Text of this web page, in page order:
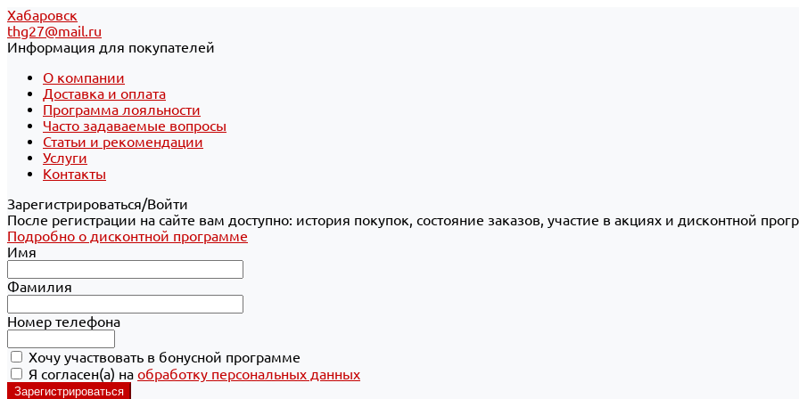
Хабаровск
thg27@mail.ru
Информация для покупателей
О компании
Доставка и оплата
Программа лояльности
Часто задаваемые вопросы
Статьи и рекомендации
Услуги
Контакты
Зарегистрироваться/Войти
После регистрации на сайте вам доступно: история покупок, состояние заказов, участие в акциях и дисконтной
Подробно о дисконтной программе
Имя
Фамилия
Номер телефона
Хочу участвовать в бонусной программе
Я согласен(а) на обработку персональных данных